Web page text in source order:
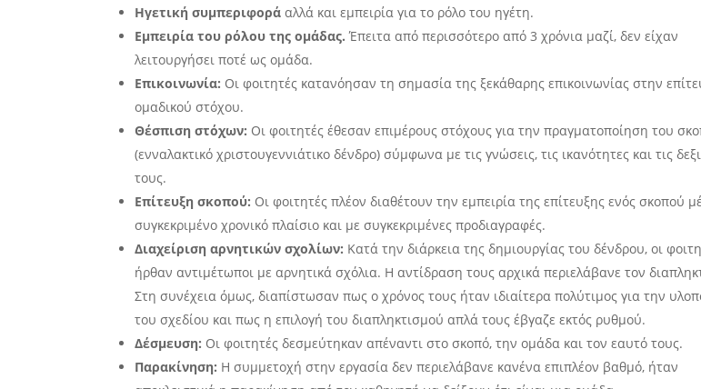
Ηγετική συμπεριφορά αλλά και εμπειρία για το ρόλο του ηγέτη.
Εμπειρία του ρόλου της ομάδας. Έπειτα από περισσότερο από 3 χρόνια μαζί, δεν είχαν
λειτουργήσει ποτέ ως ομάδα.
Επικοινωνία: Οι φοιτητές κατανόησαν τη σημασία της ξεκάθαρης επικοινωνίας στην
ομαδικού στόχου.
Θέσπιση στόχων: Οι φοιτητές έθεσαν επιμέρους στόχους για την πραγματοποίηση του
(ενναλακτικό χριστουγεννιάτικο δένδρο) σύμφωνα με τις γνώσεις, τις ικανότητες και τις
τους.
Επίτευξη σκοπού: Οι φοιτητές πλέον διαθέτουν την εμπειρία της επίτευξης ενός σκοπού
συγκεκριμένο χρονικό πλαίσιο και με συγκεκριμένες προδιαγραφές.
Διαχείριση αρνητικών σχολίων: Κατά την διάρκεια της δημιουργίας του δένδρου, οι
ήρθαν αντιμέτωποι με αρνητικά σχόλια. Η αντίδραση τους αρχικά περιελάβανε τον
Στη συνέχεια όμως, διαπίστωσαν πως ο χρόνος τους ήταν ιδιαίτερα πολύτιμος για την
του σχεδίου και πως η επιλογή του διαπληκτισμού απλά τους έβγαζε εκτός ρυθμού.
Δέσμευση: Οι φοιτητές δεσμεύτηκαν απέναντι στο σκοπό, την ομάδα και τον εαυτό τους.
Παρακίνηση: Η συμμετοχή στην εργασία δεν περιελάβανε κανένα επιπλέον βαθμό, ήταν